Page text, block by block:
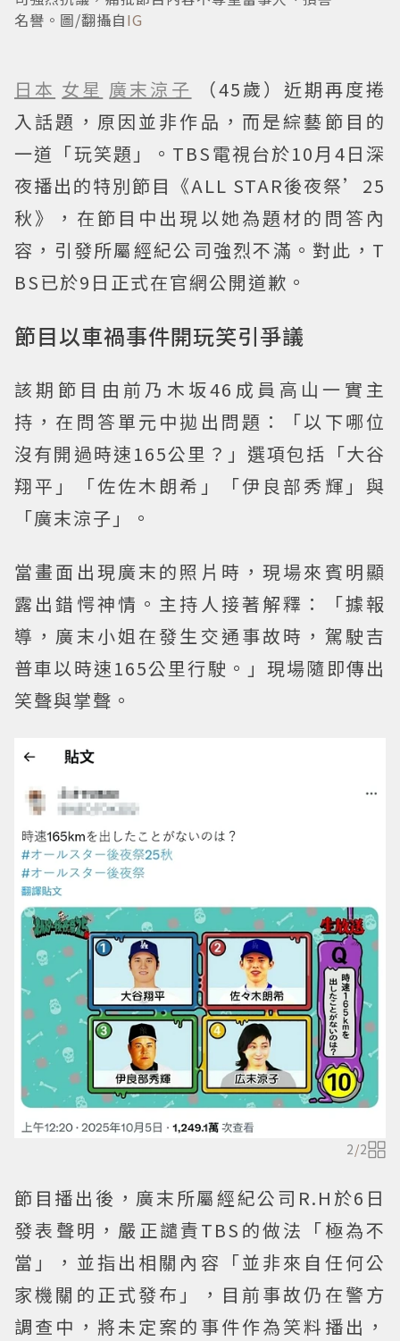
名譽。圖/翻攝自IG
日本 女星 廣末涼子
（45歲）近期再度捲
入話題，原因並非作品，而是綜藝節目的
一道「玩笑題」。TBS電視台於10月4日深
夜播出的特別節目《ALL STAR後夜祭’25
秋》，在節目中出現以她為題材的問答內
容，引發所屬經紀公司強烈不滿。對此，T
BS已於9日正式在官網公開道歉。
節目以車禍事件開玩笑引爭議
該期節目由前乃木坂46成員高山一實主
持，在問答單元中拋出問題：「以下哪位
沒有開過時速165公里？」選項包括「大谷
翔平」「佐佐木朗希」「伊良部秀輝」與
「廣末涼子」。
當畫面出現廣末的照片時，現場來賓明顯
露出錯愕神情。主持人接著解釋：「據報
導，廣末小姐在發生交通事故時，駕駛吉
普車以時速165公里行駛。」現場隨即傳出
笑聲與掌聲。
2/2
節目播出後，廣末所屬經紀公司R.H於6日
發表聲明，嚴正譴責TBS的做法「極為不
當」，並指出相關內容「並非來自任何公
家機關的正式發布」，目前事故仍在警方
調查中，將未定案的事件作為笑料播出，